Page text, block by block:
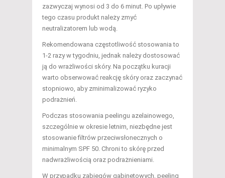
zazwyczaj wynosi od 3 do 6 minut. Po upływie
tego czasu produkt należy zmyć
neutralizatorem lub wodą.
Rekomendowana częstotliwość stosowania to
1-2 razy w tygodniu, jednak należy dostosować
ją do wrażliwości skóry. Na początku kuracji
warto obserwować reakcję skóry oraz zaczynać
stopniowo, aby zminimalizować ryzyko
podrażnień.
Podczas stosowania peelingu azelainowego,
szczególnie w okresie letnim, niezbędne jest
stosowanie filtrów przeciwsłonecznych o
minimalnym SPF 50. Chroni to skórę przed
nadwrażliwością oraz podrażnieniami.
W przypadku zabiegów gabinetowych, peeling